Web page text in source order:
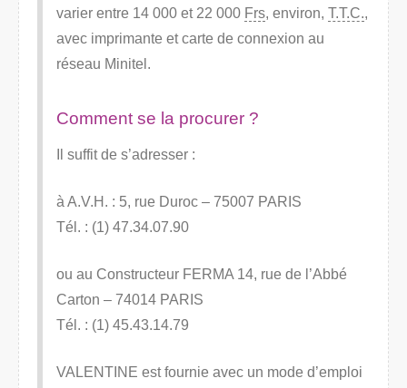
varier entre 14 000 et 22 000 Frs, environ, T.T.C.,
avec imprimante et carte de connexion au
réseau Minitel.
Comment se la procurer ?
Il suffit de s’adresser :
à A.V.H. : 5, rue Duroc – 75007 PARIS
Tél. : (1) 47.34.07.90
ou au Constructeur FERMA 14, rue de l’Abbé
Carton – 74014 PARIS
Tél. : (1) 45.43.14.79
VALENTINE est fournie avec un mode d’emploi